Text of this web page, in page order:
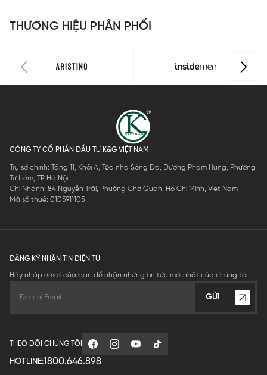
THƯƠNG HIỆU PHÂN PHỐI
CÔNG TY CỔ PHẦN ĐẦU TƯ K&G VIỆT NAM
Trụ sở chính: Tầng 11, Khối A, Tòa nhà Sông Đà, Đường Phạm Hùng, Phường
Từ Liêm, TP Hà Nội
Chi Nhánh: 84 Nguyễn Trãi, Phường Chợ Quán, Hồ Chí Minh, Việt Nam
Mã số thuế: 0105911105
ĐĂNG KÝ NHẬN TIN ĐIỆN TỬ
Hãy nhập email của bạn để nhận những tin tức mới nhất của chúng tôi
GỬI
THEO DÕI CHÚNG TÔI
HOTLINE:1800.646.898